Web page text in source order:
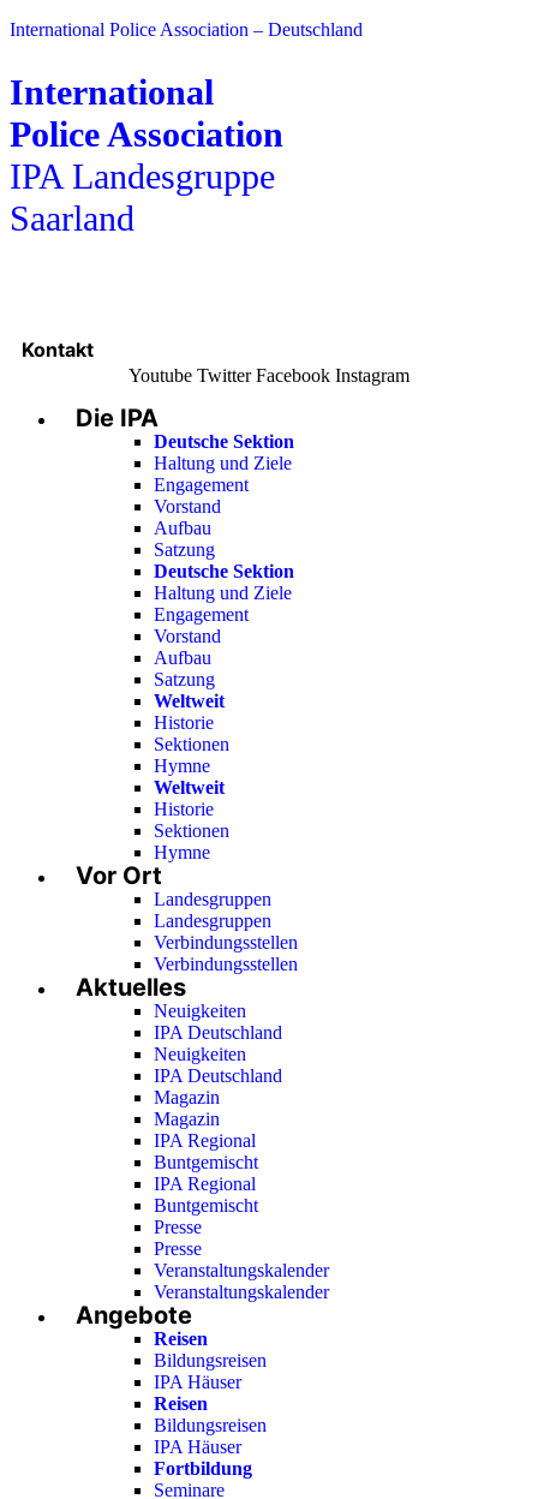
International Police Association – Deutschland
International
Police Association
IPA Landesgruppe
Saarland
Kontakt
Youtube Twitter Facebook Instagram
Menu
Die IPA
Deutsche Sektion
Haltung und Ziele
Engagement
Vorstand
Aufbau
Satzung
Deutsche Sektion
Haltung und Ziele
Engagement
Vorstand
Aufbau
Satzung
Weltweit
Historie
Sektionen
Hymne
Weltweit
Historie
Sektionen
Hymne
Vor Ort
Landesgruppen
Landesgruppen
Verbindungsstellen
Verbindungsstellen
Aktuelles
Neuigkeiten
IPA Deutschland
Neuigkeiten
IPA Deutschland
Magazin
Magazin
IPA Regional
Buntgemischt
IPA Regional
Buntgemischt
Presse
Presse
Veranstaltungskalender
Veranstaltungskalender
Angebote
Reisen
Bildungsreisen
IPA Häuser
Reisen
Bildungsreisen
IPA Häuser
Fortbildung
Seminare